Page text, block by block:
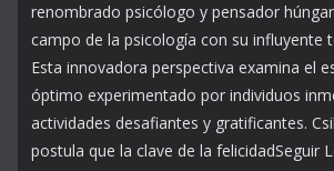
renombrado psicólogo y pensador
campo de la psicología con su influyente
Esta innovadora perspectiva examina el
óptimo experimentado por individuos
actividades desafiantes y gratificantes.
postula que la clave de la felicidadSeguir